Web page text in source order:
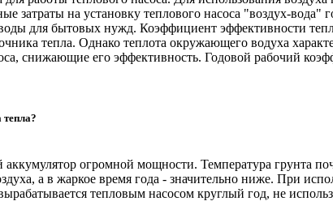
затраты на установку теплового насоса "воздух-
для бытовых нужд. Коэффициент эффективности
тепла. Однако теплота окружающего водуха
снижающие его эффективность. Годовой рабочий
тепла?
аккумулятор огромной мощности. Температура грунта
а в жаркое время года - значительно ниже. При
тепловым насосом круглый год, не